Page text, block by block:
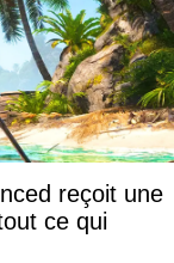
reçoit une
ce qui